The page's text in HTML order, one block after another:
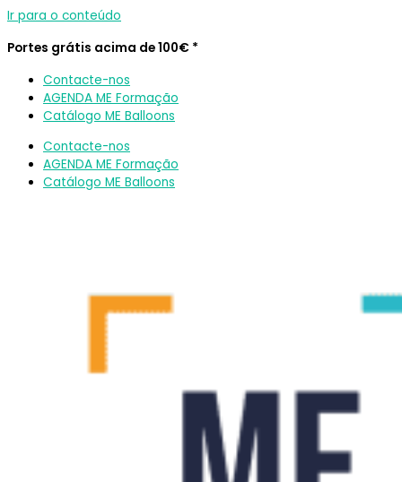
Ir para o conteúdo
Portes grátis acima de 100€ *
Contacte-nos
AGENDA ME Formação
Catálogo ME Balloons
Contacte-nos
AGENDA ME Formação
Catálogo ME Balloons